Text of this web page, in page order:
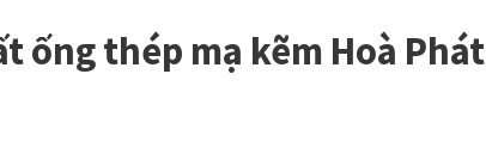
ống thép mạ kẽm Hoà Phát